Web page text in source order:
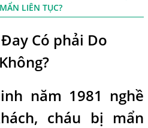
LIÊN TỤC?
Có phải Do
năm 1981 nghề
cháu bị mẩn